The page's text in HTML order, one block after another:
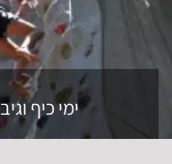
ימי כיף